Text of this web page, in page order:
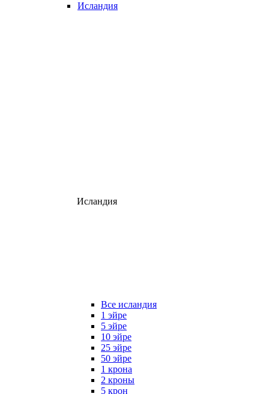
Исландия
Исландия
Все исландия
1 эйре
5 эйре
10 эйре
25 эйре
50 эйре
1 крона
2 кроны
5 крон